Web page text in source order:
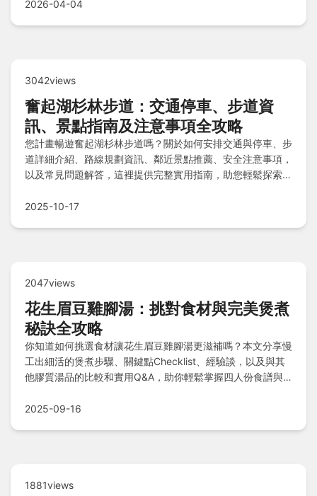
2026-04-04
3042views
奮起湖杉林步道：交通停車、步道資
訊、景點指南及注意事項全攻略
您計畫暢遊奮起湖杉林步道嗎？關於如何安排交通與停車、步
道詳細介紹、路線規劃資訊、鄰近景點推薦、安全注意事項，
以及常見問題解答，這裡提供完整實用指南，助您輕鬆探索這
2025-10-17
2047views
花生眉豆雞腳湯：挑對食材與完美煲煮
秘訣全攻略
你知道如何挑選食材讓花生眉豆雞腳湯更滋補嗎？本文分享慢
工出細活的煲煮步驟、關鍵點Checklist、經驗談，以及與其
他膠質湯品的比較和實用Q&A，助你輕鬆掌握四人份食譜與
2025-09-16
1881views